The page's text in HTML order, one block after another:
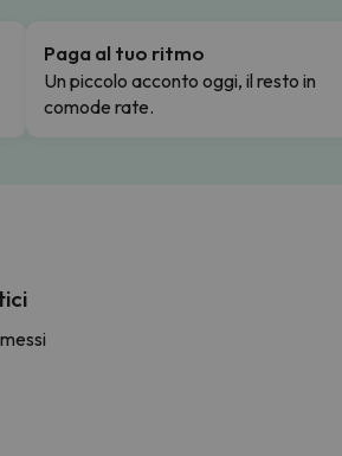
Paga al tuo ritmo
Un piccolo acconto oggi, il resto in
comode rate.